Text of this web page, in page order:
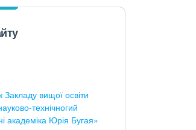
вищої освіти
технічногий
академіка Юрія Бугая»